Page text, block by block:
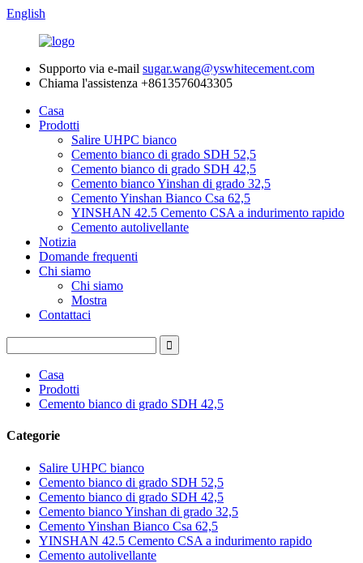
English
Supporto via e-mail sugar.wang@yswhitecement.com
Chiama l'assistenza +8613576043305
Casa
Prodotti
Salire UHPC bianco
Cemento bianco di grado SDH 52,5
Cemento bianco di grado SDH 42,5
Cemento bianco Yinshan di grado 32,5
Cemento Yinshan Bianco Csa 62,5
YINSHAN 42.5 Cemento CSA a indurimento rapido
Cemento autolivellante
Notizia
Domande frequenti
Chi siamo
Chi siamo
Mostra
Contattaci
Casa
Prodotti
Cemento bianco di grado SDH 42,5
Categorie
Salire UHPC bianco
Cemento bianco di grado SDH 52,5
Cemento bianco di grado SDH 42,5
Cemento bianco Yinshan di grado 32,5
Cemento Yinshan Bianco Csa 62,5
YINSHAN 42.5 Cemento CSA a indurimento rapido
Cemento autolivellante